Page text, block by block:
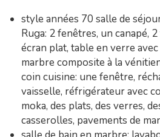
style années 70 salle de
Ruga: 2 fenêtres, un canapé,
écran plat, table en verre avec
marbre composite à la
coin cuisine: une fenêtre,
vaisselle, réfrigérateur avec
moka, des plats, des verres,
casserolles, pavements de